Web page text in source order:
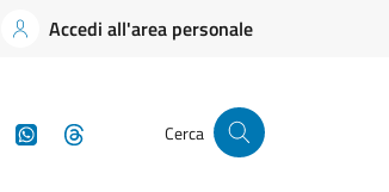
Accedi all'area personale
TelegramWhatsApp Cerca